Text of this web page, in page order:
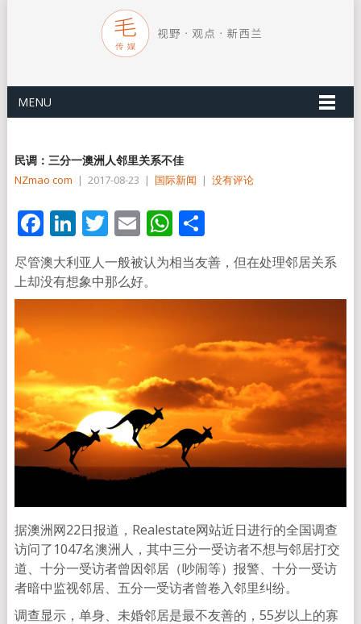
MENU
民调：三分一澳洲人邻里关系不佳
NZmao com | 2017-08-23 | 国际新闻 | 没有评论
Facebook
LinkedIn
Twitter
EmailWhatsApp
分
享
尽管澳大利亚人一般被认为相当友善，但在处理邻居关系
上却没有想象中那么好。
据澳洲网22日报道，Realestate网站近日进行的全国调查
访问了1047名澳洲人，其中三分一受访者不想与邻居打交
道、十分一受访者曾因邻居（吵闹等）报警、十分一受访
者暗中监视邻居、五分一受访者曾卷入邻里纠纷。
调查显示，单身、未婚邻居是最不友善的，55岁以上的寡